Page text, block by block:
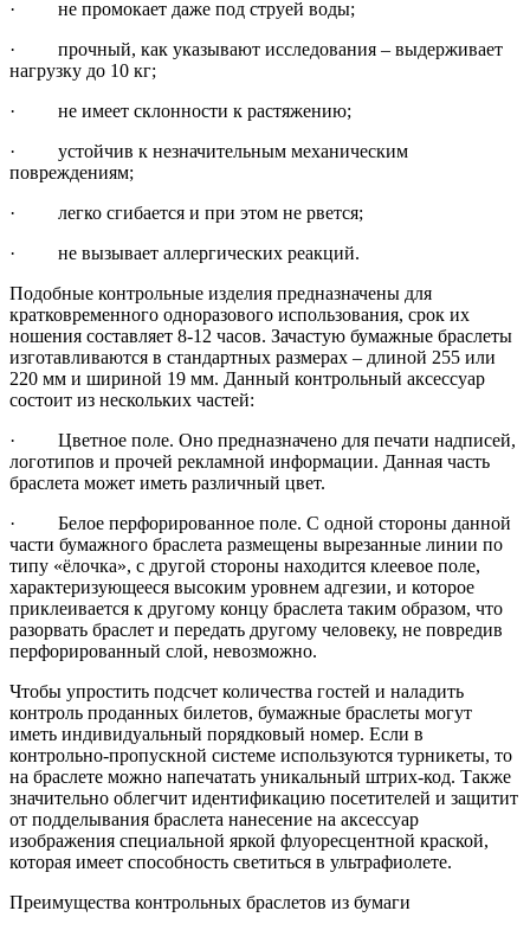
· не промокает даже под струей воды;
· прочный, как указывают исследования – выдерживает
нагрузку до 10 кг;
· не имеет склонности к растяжению;
· устойчив к незначительным механическим
повреждениям;
· легко сгибается и при этом не рвется;
· не вызывает аллергических реакций.
Подобные контрольные изделия предназначены для
кратковременного одноразового использования, срок их
ношения составляет 8-12 часов. Зачастую бумажные браслеты
изготавливаются в стандартных размерах – длиной 255 или
220 мм и шириной 19 мм. Данный контрольный аксессуар
состоит из нескольких частей:
· Цветное поле. Оно предназначено для печати надписей,
логотипов и прочей рекламной информации. Данная часть
браслета может иметь различный цвет.
· Белое перфорированное поле. С одной стороны данной
части бумажного браслета размещены вырезанные линии по
типу «ёлочка», с другой стороны находится клеевое поле,
характеризующееся высоким уровнем адгезии, и которое
приклеивается к другому концу браслета таким образом, что
разорвать браслет и передать другому человеку, не повредив
перфорированный слой, невозможно.
Чтобы упростить подсчет количества гостей и наладить
контроль проданных билетов, бумажные браслеты могут
иметь индивидуальный порядковый номер. Если в
контрольно-пропускной системе используются турникеты, то
на браслете можно напечатать уникальный штрих-код. Также
значительно облегчит идентификацию посетителей и защитит
от подделывания браслета нанесение на аксессуар
изображения специальной яркой флуоресцентной краской,
которая имеет способность светиться в ультрафиолете.
Преимущества контрольных браслетов из бумаги